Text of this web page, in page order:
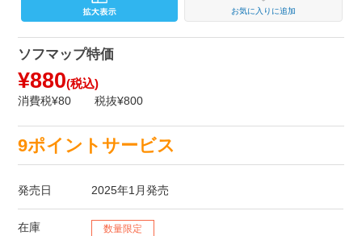
お気に入りに追加
ソフマップ特価
¥880(税込)
消費税¥80 税抜¥800
9ポイントサービス
発売日 2025年1月発売
在庫 数量限定